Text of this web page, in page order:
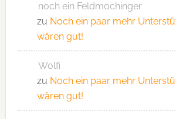
noch ein Feldmochinger
zu Noch ein paar mehr
wären gut!
Wolfi
zu Noch ein paar mehr
wären gut!